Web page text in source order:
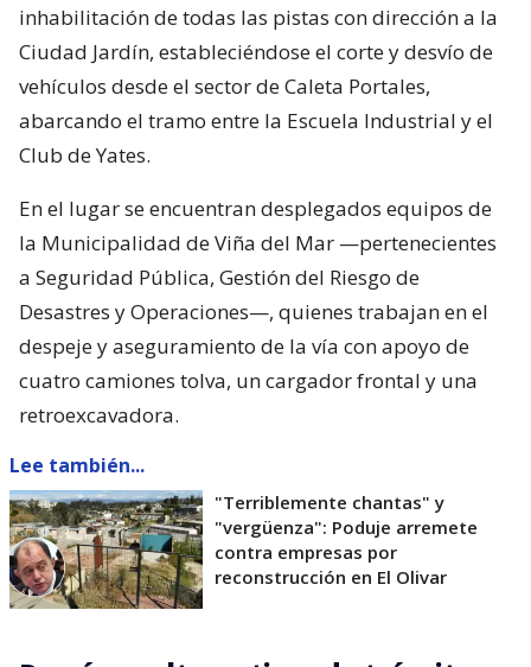
inhabilitación de todas las pistas con dirección a la
Ciudad Jardín, estableciéndose el corte y desvío de
vehículos desde el sector de Caleta Portales,
abarcando el tramo entre la Escuela Industrial y el
Club de Yates.
En el lugar se encuentran desplegados equipos de
la Municipalidad de Viña del Mar —pertenecientes
a Seguridad Pública, Gestión del Riesgo de
Desastres y Operaciones—, quienes trabajan en el
despeje y aseguramiento de la vía con apoyo de
cuatro camiones tolva, un cargador frontal y una
retroexcavadora.
Lee también...
"Terriblemente chantas" y
"vergüenza": Poduje arremete
contra empresas por
reconstrucción en El Olivar